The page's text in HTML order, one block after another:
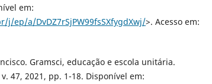
em:
j/ep/a/DvDZ7rSjPW99fsSXfygdXwj/>. Acesso em:
Gramsci, educação e escola unitária.
47, 2021, pp. 1-18. Disponível em: